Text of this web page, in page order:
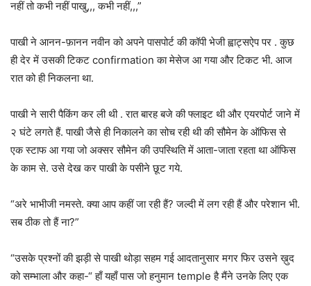
नहीं तो कभी नहीं पाखु,,, कभी नहीं,,,”
पाखी ने आनन-फ़ानन नवीन को अपने पासपोर्ट की कॉपी भेजी ह्वाट्सऐप पर . कुछ
ही देर में उसकी टिकट confirmation का मेसेज आ गया और टिकट भी. आज
रात को ही निकलना था.
पाखी ने सारी पैकिंग कर ली थी . रात बारह बजे की फ्लाइट थी और एयरपोर्ट जाने में
२ घंटे लगते हैं. पाखी जैसे ही निकालने का सोच रही थी की सौमेन के ऑफिस से
एक स्टाफ आ गया जो अक्सर सौमेन की उपस्थिति में आता-जाता रहता था ऑफिस
के काम से. उसे देख कर पाखी के पसीने छूट गये.
“अरे भाभीजी नमस्ते. क्या आप कहीं जा रही हैं? जल्दी में लग रही हैं और परेशान भी.
सब ठीक तो हैं ना?”
“उसके प्रश्नों की झड़ी से पाखी थोड़ा सहम गई आदतानुसार मगर फिर उसने ख़ुद
को सम्भाला और कहा-“ हाँ यहाँ पास जो हनुमान temple है मैंने उनके लिए एक